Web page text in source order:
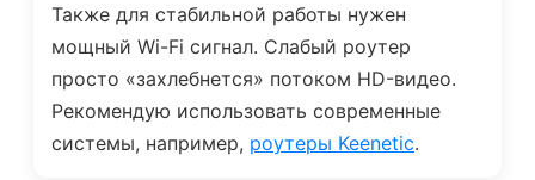
Также для стабильной работы нужен
мощный Wi-Fi сигнал. Слабый роутер
просто «захлебнется» потоком HD-видео.
Рекомендую использовать современные
системы, например, роутеры Keenetic.